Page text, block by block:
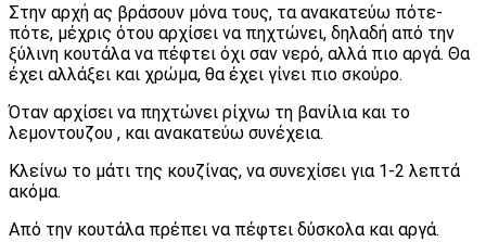
Στην αρχή ας βράσουν μόνα τους, τα ανακατεύω πότε-
πότε, μέχρις ότου αρχίσει να πηχτώνει, δηλαδή από την
ξύλινη κουτάλα να πέφτει όχι σαν νερό, αλλά πιο αργά. Θα
έχει αλλάξει και χρώμα, θα έχει γίνει πιο σκούρο.
Όταν αρχίσει να πηχτώνει ρίχνω τη βανίλια και το
λεμοντουζου , και ανακατεύω συνέχεια.
Κλείνω το μάτι της κουζίνας, να συνεχίσει για 1-2 λεπτά
ακόμα.
Από την κουτάλα πρέπει να πέφτει δύσκολα και αργά.